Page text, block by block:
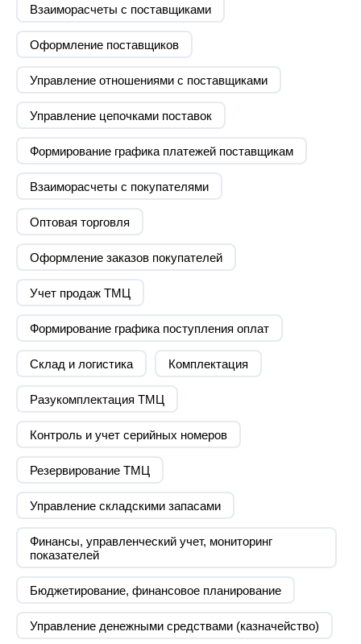
Внедрена система 1С:ERP и
1С:Документооборот
подсистемам
Выполнена доработка раздельного
учета в части управленческого и
регламентированного учета
Выполненные работы
Осуществлено внедрение собственной
подсистемы учета работы по сервису
Разработан механизм
уникального обмена с CRM
системой на базе SalesForce
Внедрена бесшовная интеграция с
Результаты проекта
российском рынке по поставке запасных частей
Осуществление перехода с 1С:УПП на 1С:ERP
Задача
Главной целью перехода на новый
управленческого и бухгалтерского учета. В
середине 2019 года компания решила
автоматизировать бизнес-процессы с
помощью перехода на программные продукты
1С:ERP и 1С:Документооборот КОРП
Примечание
Взаиморасчеты с поставщиками
Оформление поставщиков
Управление отношениями с поставщиками
Управление цепочками поставок
Формирование графика платежей поставщикам
Взаиморасчеты с покупателями
Оптовая торговля
Оформление заказов покупателей
Учет продаж ТМЦ
Формирование графика поступления оплат
Склад и логистика Комплектация
Разукомплектация ТМЦ
Контроль и учет серийных номеров
Резервирование ТМЦ
Управление складскими запасами
Финансы, управленческий учет, мониторинг
показателей
Бюджетирование, финансовое планирование
Управление денежными средствами (казначейство)